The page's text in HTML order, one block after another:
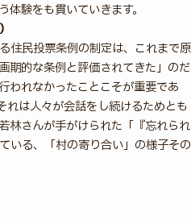
験をも貫いていきます。
住民投票条例の制定は、これまで原
期的な条例と評価されてきた」のだ
われなかったことこそが重要であ
れは人々が会話をし続けるためとも
林さんが手がけられた「『忘れられ
いる、「村の寄り合い」の様子その